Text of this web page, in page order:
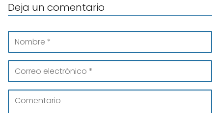
Deja un comentario